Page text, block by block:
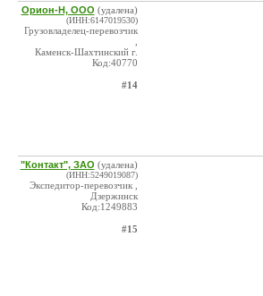
Орион-Н, ООО (удалена)
(ИНН:6147019530)
Грузовладелец-перевозчик
Каменск-Шахтинский г.
Код:40770
#14
"Контакт", ЗАО (удалена)
(ИНН:5249019087)
Экспедитор-перевозчик ,
Дзержинск
Код:1249883
#15